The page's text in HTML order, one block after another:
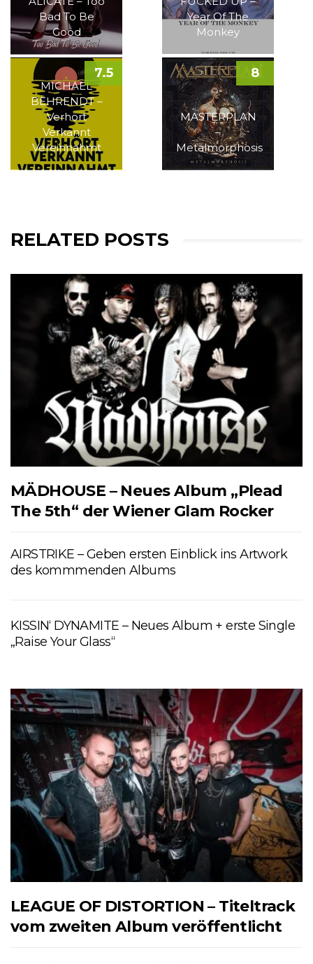
Bad To Be
Good
Year Of The
Monkey
MICHAEL
BEHRENDT –
Verhört
Verkannt
Vereinnahmt
7.5
MASTERPLAN
–
Metalmorphosis
8
RELATED POSTS
MÄDHOUSE – Neues Album „Plead
The 5th“ der Wiener Glam Rocker
AIRSTRIKE – Geben ersten Einblick ins Artwork
des kommmenden Albums
KISSIN‘ DYNAMITE – Neues Album + erste Single
„Raise Your Glass“
LEAGUE OF DISTORTION – Titeltrack
vom zweiten Album veröffentlicht